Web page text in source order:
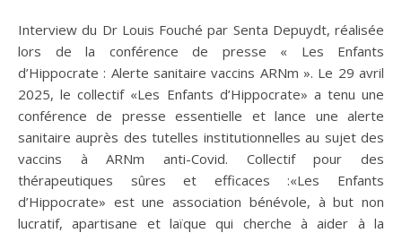
Interview du Dr Louis Fouché par Senta Depuydt, réalisée
lors de la conférence de presse « Les Enfants
d’Hippocrate : Alerte sanitaire vaccins ARNm ». Le 29 avril
2025, le collectif «Les Enfants d’Hippocrate» a tenu une
conférence de presse essentielle et lance une alerte
sanitaire auprès des tutelles institutionnelles au sujet des
vaccins à ARNm anti-Covid. Collectif pour des
thérapeutiques sûres et efficaces :«Les Enfants
d’Hippocrate» est une association bénévole, à but non
lucratif, apartisane et laïque qui cherche à aider à la